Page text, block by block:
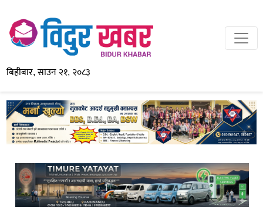
बिहीबार, साउन २१, २०८३